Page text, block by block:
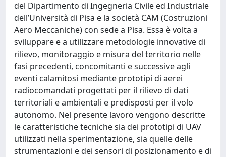
del Dipartimento di Ingegneria Civile ed Industriale
dell’Università di Pisa e la società CAM (Costruzioni
Aero Meccaniche) con sede a Pisa. Essa è volta a
sviluppare e a utilizzare metodologie innovative di
rilievo, monitoraggio e misura del territorio nelle
fasi precedenti, concomitanti e successive agli
eventi calamitosi mediante prototipi di aerei
radiocomandati progettati per il rilievo di dati
territoriali e ambientali e predisposti per il volo
autonomo. Nel presente lavoro vengono descritte
le caratteristiche tecniche sia dei prototipi di UAV
utilizzati nella sperimentazione, sia quelle delle
strumentazioni e dei sensori di posizionamento e di